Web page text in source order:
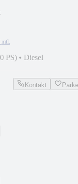
mtl.
PS) • Diesel
Kontakt